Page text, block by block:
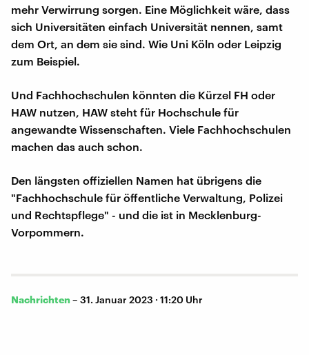
mehr Verwirrung sorgen. Eine Möglichkeit wäre, dass
sich Universitäten einfach Universität nennen, samt
dem Ort, an dem sie sind. Wie Uni Köln oder Leipzig
zum Beispiel.
Und Fachhochschulen könnten die Kürzel FH oder
HAW nutzen, HAW steht für Hochschule für
angewandte Wissenschaften. Viele Fachhochschulen
machen das auch schon.
Den längsten offiziellen Namen hat übrigens die
"Fachhochschule für öffentliche Verwaltung, Polizei
und Rechtspflege" - und die ist in Mecklenburg-
Vorpommern.
Nachrichten – 31. Januar 2023 · 11:20 Uhr